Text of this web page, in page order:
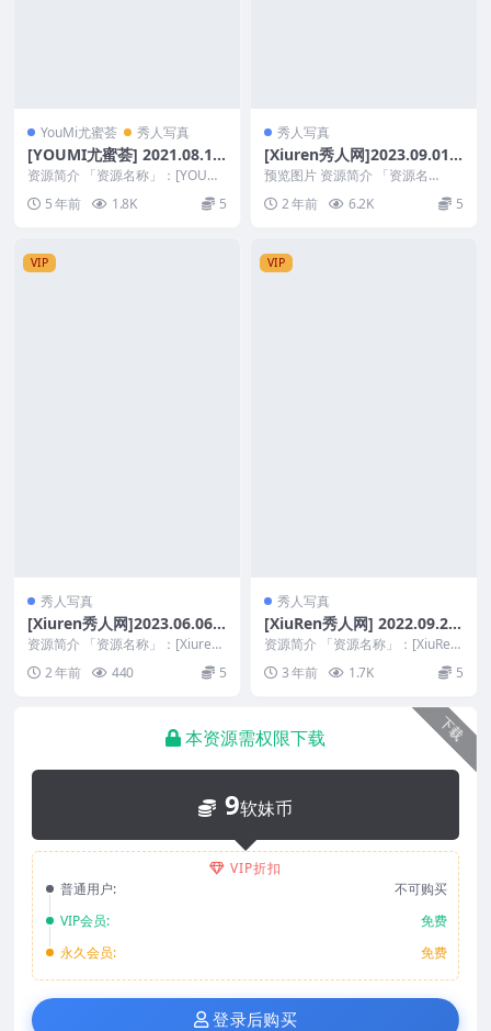
YouMi尤蜜荟 秀人写真
[YOUMI尤蜜荟] 2021.08.11
VOL.680 朱可儿Flower 户外
甘蔗林与镂空黑丝系列 [52+1
P 585M]
资源简介 「资源名称」：[YOUMI
5 年前 1.8K 5
秀人写真
[Xiuren秀人网]2023.09.01
NO.7325 Carol周妍希[65+1
P／634MB]
预览图片 资源简介 「资源名
称」：[Xiuren秀人网]2023.09.01
N...2 年前 6.2K 5
VIP
秀人写真
[Xiuren秀人网]2023.06.06
NO.6861 苏曼兮[74+1P／62
3MB]
资源简介 「资源名称」：[Xiuren
2 年前 440 5
VIP
秀人写真
[XiuRen秀人网] 2022.09.22
NO.5629 王馨瑶yanni [82+1
P778M]
资源简介 「资源名称」：[XiuRen
3 年前 1.7K 5
下载
本资源需权限下载
9软妹币
VIP折扣
普通用户:
不可购买
VIP会员:
免费
永久会员:
免费
登录后购买